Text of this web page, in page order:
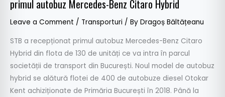
primul autobuz Mercedes-Benz Citaro Hybrid
Leave a Comment / Transporturi / By Dragoș Băltățeanu
STB a recepționat primul autobuz Mercedes-Benz Citaro
Hybrid din flota de 130 de unități ce va intra în parcul
societății de transport din București. Noul model de autobuz
hybrid se alătură flotei de 400 de autobuze diesel Otokar
Kent achiziționate de Primăria București în 2018. Până la